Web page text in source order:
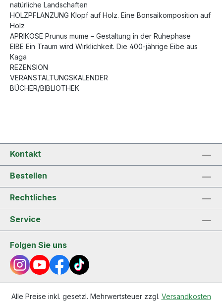
natürliche Landschaften
HOLZPFLANZUNG Klopf auf Holz. Eine Bonsaikomposition auf
Holz
APRIKOSE Prunus mume – Gestaltung in der Ruhephase
EIBE Ein Traum wird Wirklichkeit. Die 400-jährige Eibe aus
Kaga
REZENSION
VERANSTALTUNGSKALENDER
BÜCHER/BIBLIOTHEK
Kontakt
Bestellen
Rechtliches
Service
Folgen Sie uns
Alle Preise inkl. gesetzl. Mehrwertsteuer zzgl. Versandkosten